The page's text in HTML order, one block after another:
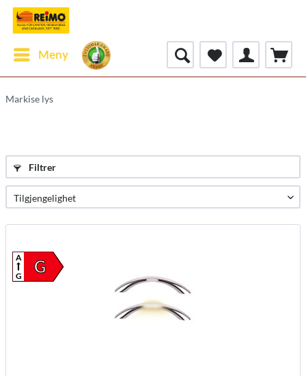
Meny
Markise lys
Filtrer
G
A
G